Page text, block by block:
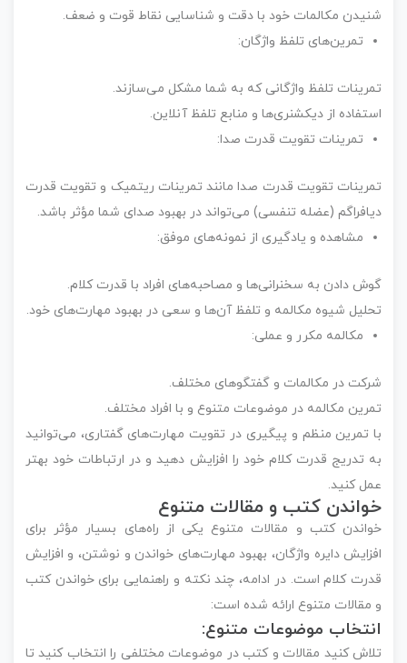
شنیدن مکالمات خود با دقت و شناسایی نقاط قوت و ضعف.
تمرین‌های تلفظ واژگان:
تمرینات تلفظ واژگانی که به شما مشکل می‌سازند.
استفاده از دیکشنری‌ها و منابع تلفظ آنلاین.
تمرینات تقویت قدرت صدا:
تمرینات تقویت قدرت صدا مانند تمرینات ریتمیک و تقویت قدرت
دیافراگم (عضله تنفسی) می‌تواند در بهبود صدای شما مؤثر باشد.
مشاهده و یادگیری از نمونه‌های موفق:
گوش دادن به سخنرانی‌ها و مصاحبه‌های افراد با قدرت کلام.
تحلیل شیوه مکالمه و تلفظ آن‌ها و سعی در بهبود مهارت‌های خود.
مکالمه مکرر و عملی:
شرکت در مکالمات و گفتگوهای مختلف.
تمرین مکالمه در موضوعات متنوع و با افراد مختلف.
با تمرین منظم و پیگیری در تقویت مهارت‌های گفتاری، می‌توانید
به تدریج قدرت کلام خود را افزایش دهید و در ارتباطات خود بهتر
عمل کنید.
خواندن کتب و مقالات متنوع
خواندن کتب و مقالات متنوع یکی از راه‌های بسیار مؤثر برای
افزایش دایره واژگان، بهبود مهارت‌های خواندن و نوشتن، و افزایش
قدرت کلام است. در ادامه، چند نکته و راهنمایی برای خواندن کتب
و مقالات متنوع ارائه شده است:
انتخاب موضوعات متنوع:
تلاش کنید مقالات و کتب در موضوعات مختلفی را انتخاب کنید تا